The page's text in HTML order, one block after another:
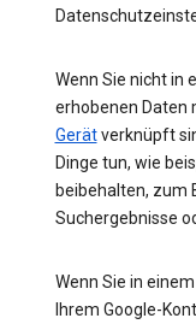
Wenn Sie nicht in
erhobenen Daten
Gerätverknüpft
Dinge tun, wie
beibehalten, zum
Suchergebnisse
Wenn Sie in
Ihrem Google-